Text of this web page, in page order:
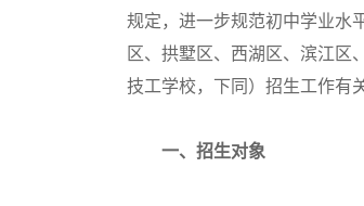
规定，进一步规范初中学业水
区、拱墅区、西湖区、滨江区
技工学校，下同）招生工作有
一、招生对象